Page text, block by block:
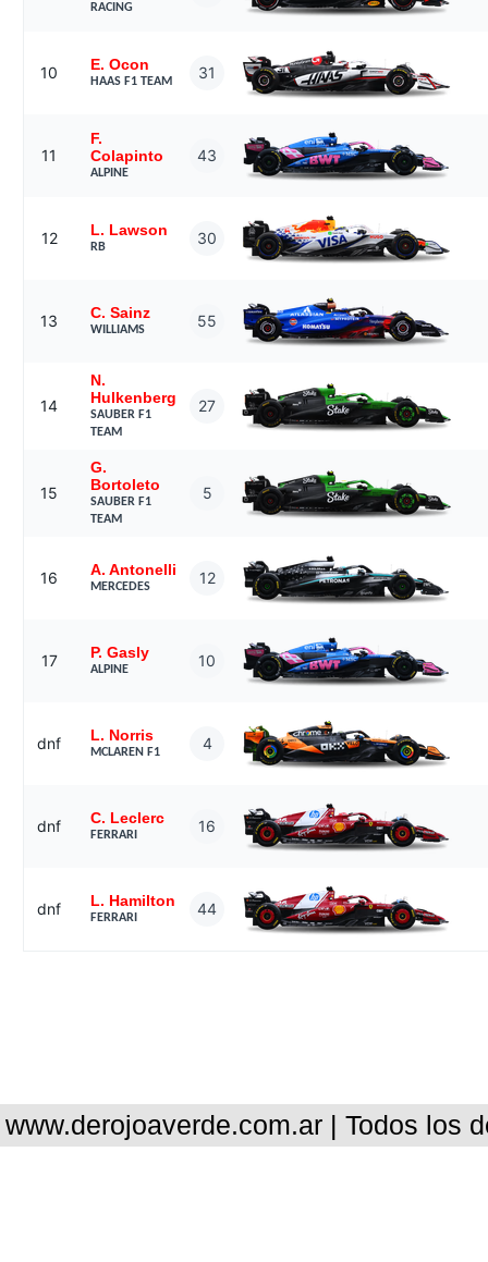
RACING
10 E. Ocon
HAAS F1 TEAM 31
11
F.
Colapinto
ALPINE
43
12 L. Lawson
RB 30
13 C. Sainz
WILLIAMS 55
14
N.
Hulkenberg
SAUBER F1
TEAM
27
15
G.
Bortoleto
SAUBER F1
TEAM
5
16 A. Antonelli
MERCEDES 12
17 P. Gasly
ALPINE 10
dnf L. Norris
MCLAREN F1 4
dnf C. Leclerc
FERRARI 16
dnf L. Hamilton
FERRARI 44
www.derojoaverde.com.ar | Todos los